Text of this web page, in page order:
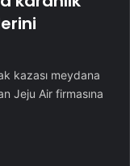
kazası meydana
Jeju Air firmasına